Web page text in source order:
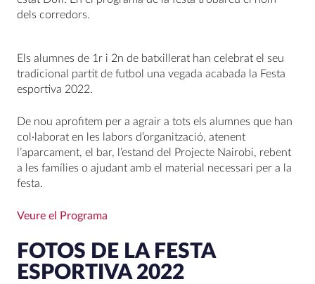
dels corredors.
Els alumnes de 1r i 2n de batxillerat han celebrat el seu
tradicional partit de futbol una vegada acabada la Festa
esportiva 2022.
De nou aprofitem per a agrair a tots els alumnes que han
col·laborat en les labors d’organització, atenent
l’aparcament, el bar, l’estand del Projecte Nairobi, rebent
a les famílies o ajudant amb el material necessari per a la
festa.
Veure el Programa
FOTOS DE LA FESTA
ESPORTIVA 2022